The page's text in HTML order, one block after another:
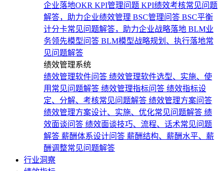
企业落地OKR KPI管理问题 KPI绩效考核常见问题
解答，助力企业绩效管理 BSC管理问答 BSC平衡
计分卡常见问题解答，助力企业战略落地 BLM业
务领先模型问答 BLM模型战略规划、执行落地常
见问题解答
绩效管理系统
绩效管理软件问答 绩效管理软件选型、实施、使
用常见问题解答 绩效管理指标问答 绩效指标设
定、分解、考核常见问题解答 绩效管理方案问答
绩效管理方案设计、实施、优化常见问题解答 绩
效面谈问答 绩效面谈技巧、流程、话术常见问题
解答 薪酬体系设计问答 薪酬结构、薪酬水平、薪
酬调整常见问题解答
行业洞察